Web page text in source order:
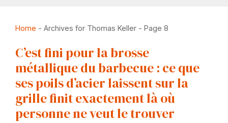
Home - Archives for Thomas Keller - Page 8
C’est fini pour la brosse
métallique du barbecue : ce que
ses poils d’acier laissent sur la
grille finit exactement là où
personne ne veut le trouver